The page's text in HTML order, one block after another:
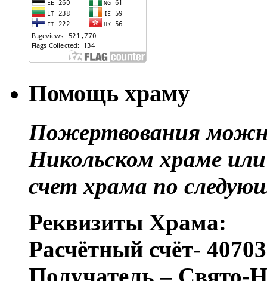
Помощь храму
Пожертвования
Никольском храме
счет храма по
Реквизиты Храма:
Расчётный счёт-
Получатель – Свято-